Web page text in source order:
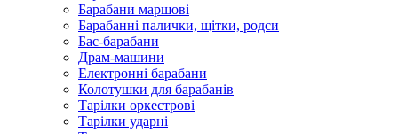
Барабани маршові
Барабанні палички, щітки, родси
Бас-барабани
Драм-машини
Електронні барабани
Колотушки для барабанів
Тарілки оркестрові
Тарілки ударні